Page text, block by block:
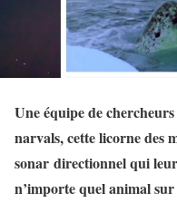
Une équipe de
narvals, cette licorne des
sonar directionnel qui
n’importe quel animal